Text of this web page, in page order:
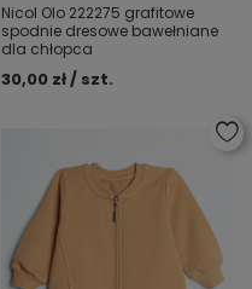
Nicol Olo 222275 grafitowe
spodnie dresowe bawełniane
dla chłopca
30,00 zł / szt.